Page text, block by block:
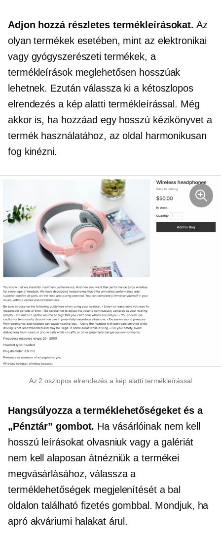
Adjon hozzá részletes termékleírásokat. Az
olyan termékek esetében, mint az elektronikai
vagy gyógyszerészeti termékek, a
termékleírások meglehetősen hosszúak
lehetnek. Ezután válassza ki a kétoszlopos
elrendezés a kép alatti termékleírással. Még
akkor is, ha hozzáad egy hosszú kézikönyvet a
termék használatához, az oldal harmonikusan
fog kinézni.
Az2 oszlopos elrendezés a kép alatti termékleírással
Hangsúlyozza a terméklehetőségeket és a
„Pénztár” gombot. Ha vásárlóinak nem kell
hosszú leírásokat olvasniuk vagy a galériát
nem kell alaposan átnézniük a termékei
megvásárlásához, válassza a
terméklehetőségek megjelenítését a bal
oldalon található fizetés gombbal. Mondjuk, ha
apró akváriumi halakat árul.